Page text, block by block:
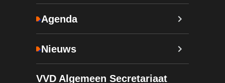
Agenda
Nieuws
VVD Algemeen Secretariaat